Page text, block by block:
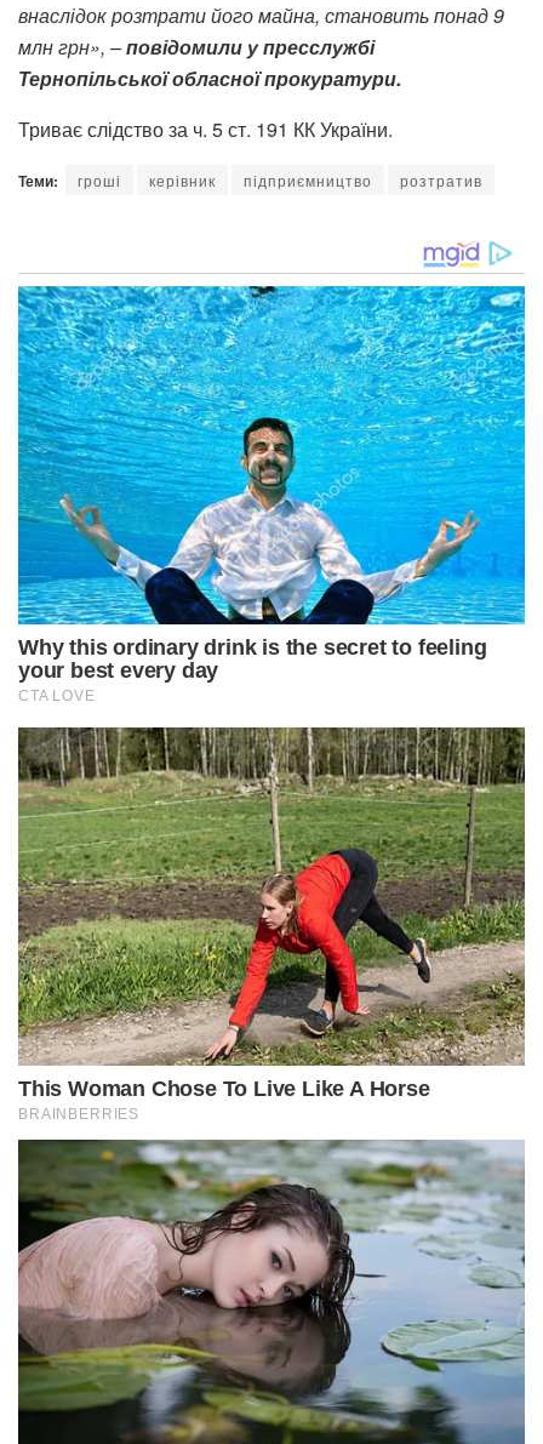
внаслідок розтрати його майна, становить понад 9
млн грн», –повідомили у пресслужбі
Тернопільської обласної прокуратури.
Триває слідство за ч. 5 ст. 191 КК України.
Теми: гроші керівник підприємництво розтратив